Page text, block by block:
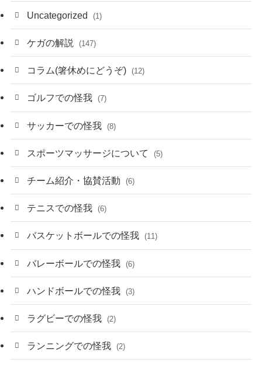
Uncategorized (1)
ケガの解説 (147)
コラム(箸休めにどうぞ) (12)
ゴルフでの怪我 (7)
サッカーでの怪我 (8)
スポーツマッサージについて (5)
チーム紹介・協賛活動 (6)
テニスでの怪我 (6)
バスケットボールでの怪我 (11)
バレーボールでの怪我 (6)
ハンドボールでの怪我 (3)
ラグビーでの怪我 (2)
ランニングでの怪我 (2)